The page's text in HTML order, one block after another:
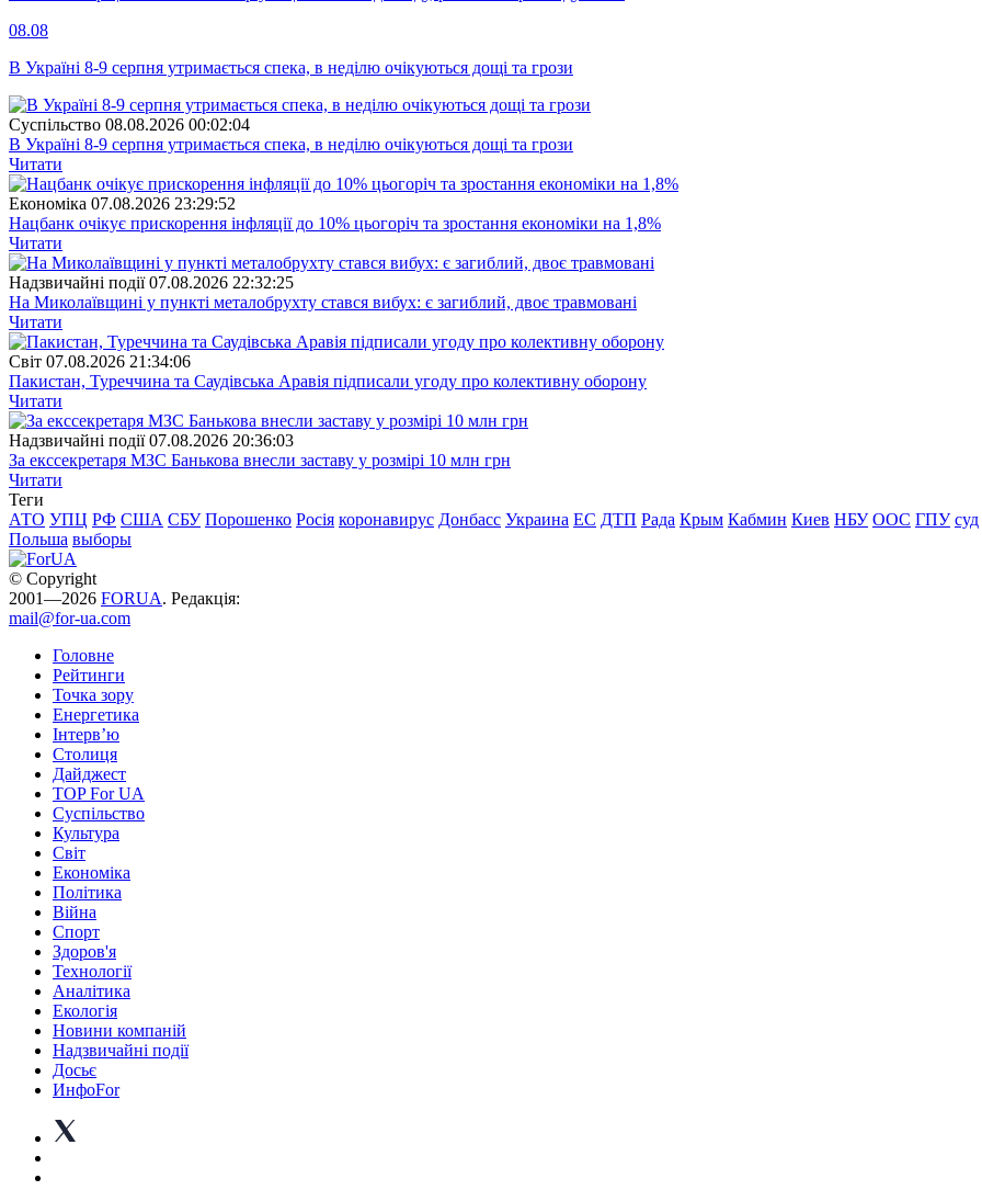
08.08
В Україні 8-9 серпня утримається спека, в неділю очікуються дощі та грози
Суспiльство 08.08.2026 00:02:04
В Україні 8-9 серпня утримається спека, в неділю очікуються дощі та грози
Читати
Економіка 07.08.2026 23:29:52
Нацбанк очікує прискорення інфляції до 10% цьогоріч та зростання економіки на 1,8%
Читати
Надзвичайні події 07.08.2026 22:32:25
На Миколаївщині у пункті металобрухту стався вибух: є загиблий, двоє травмовані
Читати
Свiт 07.08.2026 21:34:06
Пакистан, Туреччина та Саудівська Аравія підписали угоду про колективну оборону
Читати
Надзвичайні події 07.08.2026 20:36:03
За екссекретаря МЗС Банькова внесли заставу у розмірі 10 млн грн
Читати
Теги
АТО УПЦ РФ США СБУ Порошенко Росія коронавирус Донбасс Украина ЕС ДТП Рада Крым Кабмин Киев НБУ ООС ГПУ суд
Польша выборы
© Copyright
2001—2026 FORUA. Редакція:
mail@for-ua.com
Головне
Рейтинги
Точка зору
Енергетика
Інтерв’ю
Столиця
Дайджест
TOP For UA
Суспiльство
Культура
Світ
Економіка
Політика
Війна
Спорт
Здоров'я
Технології
Аналітика
Екологія
Новини компаній
Надзвичайні події
Досьє
ИнфоFor